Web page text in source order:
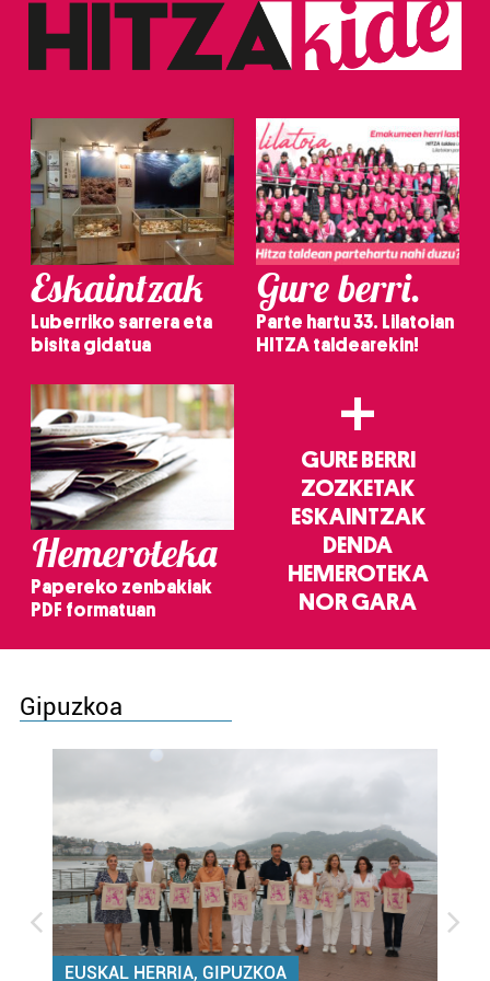
erabiltzeko baimen esplizitua ematen diguzu. Gehiago
irakurri
Eskaintzak
Luberriko sarrera eta
bisita gidatua
Gure berri.
Parte hartu 33. Lilatoian
HITZA taldearekin!
Hemeroteka
Papereko zenbakiak
PDF formatuan
+
GURE BERRI
ZOZKETAK
ESKAINTZAK
DENDA
HEMEROTEKA
NOR GARA
Gipuzkoa
EUSKAL HERRIA, GIPUZKOA